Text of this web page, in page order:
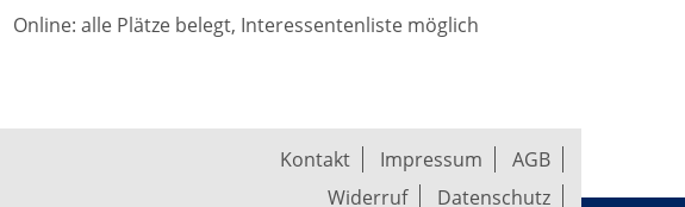
Online: alle Plätze belegt, Interessentenliste möglich
Kontakt Impressum
AGB
Widerruf
Datenschutz